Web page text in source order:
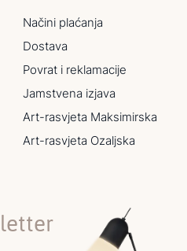
Načini plaćanja
Dostava
Povrat i reklamacije
Jamstvena izjava
Art-rasvjeta Maksimirska
Art-rasvjeta Ozaljska